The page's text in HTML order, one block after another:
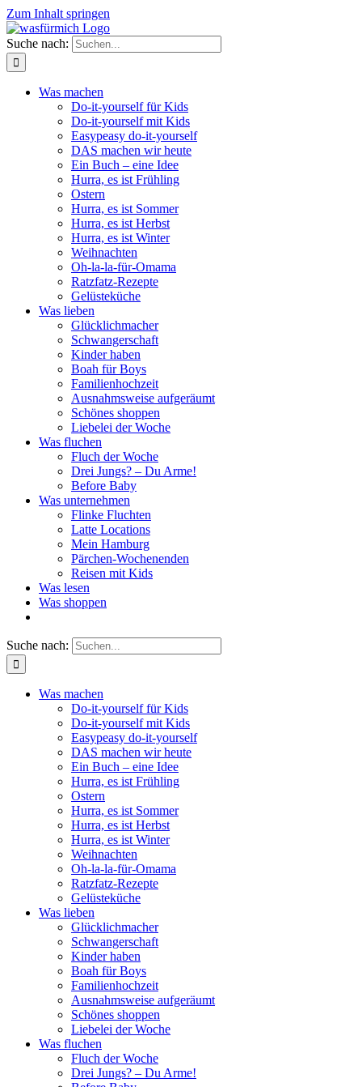
Zum Inhalt springen
Suche nach:
Was machen
Do-it-yourself für Kids
Do-it-yourself mit Kids
Easypeasy do-it-yourself
DAS machen wir heute
Ein Buch – eine Idee
Hurra, es ist Frühling
Ostern
Hurra, es ist Sommer
Hurra, es ist Herbst
Hurra, es ist Winter
Weihnachten
Oh-la-la-für-Omama
Ratzfatz-Rezepte
Gelüsteküche
Was lieben
Glücklichmacher
Schwangerschaft
Kinder haben
Boah für Boys
Familienhochzeit
Ausnahmsweise aufgeräumt
Schönes shoppen
Liebelei der Woche
Was fluchen
Fluch der Woche
Drei Jungs? – Du Arme!
Before Baby
Was unternehmen
Flinke Fluchten
Latte Locations
Mein Hamburg
Pärchen-Wochenenden
Reisen mit Kids
Was lesen
Was shoppen
Suche nach:
Was machen
Do-it-yourself für Kids
Do-it-yourself mit Kids
Easypeasy do-it-yourself
DAS machen wir heute
Ein Buch – eine Idee
Hurra, es ist Frühling
Ostern
Hurra, es ist Sommer
Hurra, es ist Herbst
Hurra, es ist Winter
Weihnachten
Oh-la-la-für-Omama
Ratzfatz-Rezepte
Gelüsteküche
Was lieben
Glücklichmacher
Schwangerschaft
Kinder haben
Boah für Boys
Familienhochzeit
Ausnahmsweise aufgeräumt
Schönes shoppen
Liebelei der Woche
Was fluchen
Fluch der Woche
Drei Jungs? – Du Arme!